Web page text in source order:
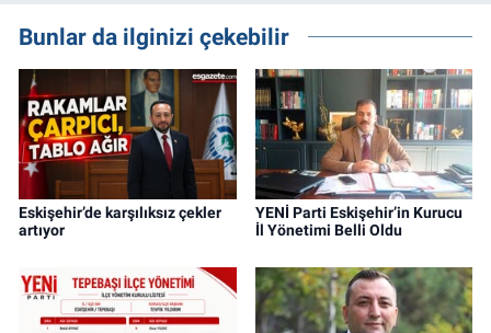
Bunlar da ilginizi çekebilir
Eskişehir’de karşılıksız çekler
artıyor
YENİ Parti Eskişehir’in Kurucu
İl Yönetimi Belli Oldu